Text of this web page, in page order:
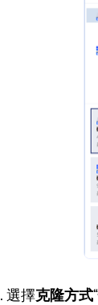
. 選擇克隆方式